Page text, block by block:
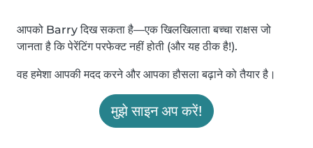
आपको Barry दिख सकता है—एक खिलखिलाता बच्चा राक्षस जो
जानता है कि पेरेंटिंग परफेक्ट नहीं होती (और यह ठीक है!).
वह हमेशा आपकी मदद करने और आपका हौसला बढ़ाने को तैयार है।
मुझे साइन अप करें!